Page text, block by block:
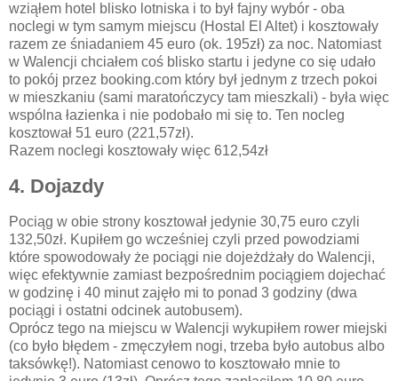
wziąłem hotel blisko lotniska i to był fajny wybór - oba
noclegi w tym samym miejscu (Hostal El Altet) i kosztowały
razem ze śniadaniem 45 euro (ok. 195zł) za noc. Natomiast
w Walencji chciałem coś blisko startu i jedyne co się udało
to pokój przez booking.com który był jednym z trzech pokoi
w mieszkaniu (sami maratończycy tam mieszkali) - była więc
wspólna łazienka i nie podobało mi się to. Ten nocleg
kosztował 51 euro (221,57zł).
Razem noclegi kosztowały więc 612,54zł
4. Dojazdy
Pociąg w obie strony kosztował jedynie 30,75 euro czyli
132,50zł. Kupiłem go wcześniej czyli przed powodziami
które spowodowały że pociągi nie dojeżdżały do Walencji,
więc efektywnie zamiast bezpośrednim pociągiem dojechać
w godzinę i 40 minut zajęło mi to ponad 3 godziny (dwa
pociągi i ostatni odcinek autobusem).
Oprócz tego na miejscu w Walencji wykupiłem rower miejski
(co było błędem - zmęczyłem nogi, trzeba było autobus albo
taksówkę!). Natomiast cenowo to kosztowało mnie to